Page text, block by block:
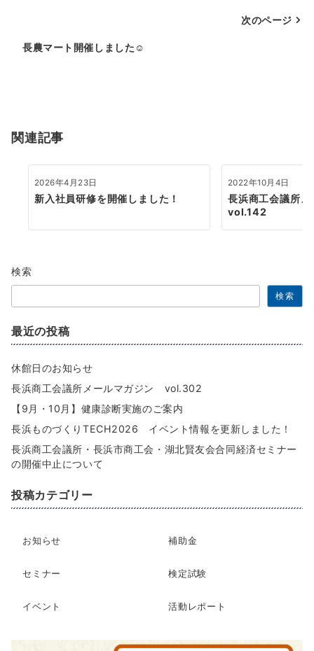
ゲ
ン
次のページ
長農マート開催しました☺
関連記事
2026年4月23日
新入社員研修を開催しました！
2022年10月4日
長浜商工会議所
vol.142
検索
検索
最近の投稿
休館日のお知らせ
長浜商工会議所メールマガジン vol.302
【9月・10月】健康診断実施のご案内
長浜ものづくりTECH2026 イベント情報を更新しました！
長浜商工会議所・長浜市商工会・湖北賢友会合同経済セミナー
の開催中止について
投稿カテゴリー
お知らせ 補助金
セミナー 検定試験
イベント 活動レポート